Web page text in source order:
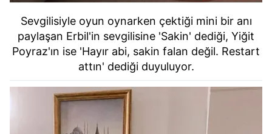
Sevgilisiyle oyun oynarken çektiği mini bir anı
paylaşan Erbil'in sevgilisine 'Sakin' dediği, Yiğit
Poyraz'ın ise 'Hayır abi, sakin falan değil. Restart
attın' dediği duyuluyor.